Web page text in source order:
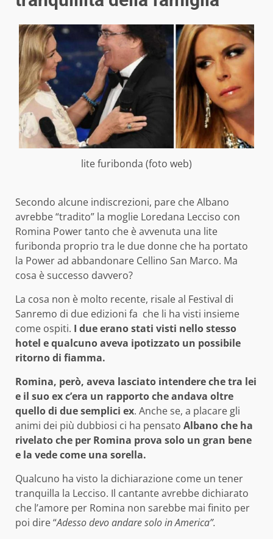
lite furibonda (foto web)
Secondo alcune indiscrezioni, pare che Albano
avrebbe “tradito” la moglie Loredana Lecciso con
Romina Power tanto che è avvenuta una lite
furibonda proprio tra le due donne che ha portato
la Power ad abbandonare Cellino San Marco. Ma
cosa è successo davvero?
La cosa non è molto recente, risale al Festival di
Sanremo di due edizioni fa che li ha visti insieme
come ospiti. I due erano stati visti nello stesso
hotel e qualcuno aveva ipotizzato un possibile
ritorno di fiamma.
Romina, però, aveva lasciato intendere che tra lei
e il suo ex c’era un rapporto che andava oltre
quello di due semplici ex. Anche se, a placare gli
animi dei più dubbiosi ci ha pensato Albano che ha
rivelato che per Romina prova solo un gran bene
e la vede come una sorella.
Qualcuno ha visto la dichiarazione come un tener
tranquilla la Lecciso. Il cantante avrebbe dichiarato
che l’amore per Romina non sarebbe mai finito per
poi dire “Adesso devo andare solo in America”.